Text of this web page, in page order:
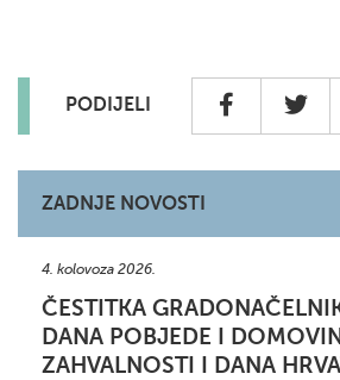
PODIJELI
ZADNJE NOVOSTI
4. kolovoza 2026.
ČESTITKA
DANA POBJEDE I
ZAHVALNOSTI I DANA